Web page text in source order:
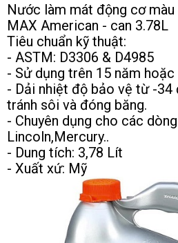
Nước làm mát động cơ màu
MAX American - can 3.78L
Tiêu chuẩn kỹ thuật:
- ASTM: D3306 & D4985
- Sử dụng trên 15 năm
- Dải nhiệt độ bảo vệ từ -34
tránh sôi và đóng băng.
- Chuyên dụng cho các
Lincoln,Mercury..
- Dung tích: 3,78 Lít
- Xuất xứ: Mỹ